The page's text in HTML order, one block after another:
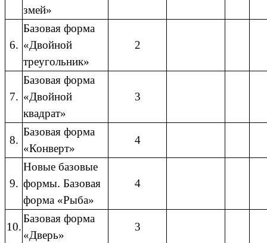
змей»
6.
Базовая форма
«Двойной
треугольник»
2
7.
Базовая форма
«Двойной
квадрат»
3
8.
Базовая форма
«Конверт»
4
9.
Новые базовые
формы. Базовая
форма «Рыба»
4
10.
Базовая форма
«Дверь»
3